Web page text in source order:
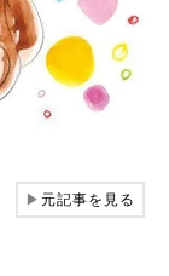
▶元記事を見る